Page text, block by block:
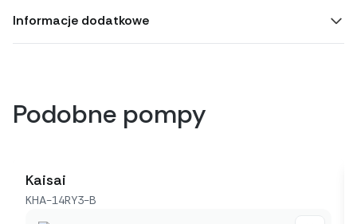
Informacje dodatkowe
Podobne pompy
Kaisai
KHA-14RY3-B